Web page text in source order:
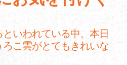
いわれている中、本日
こ雲がとてもきれいな